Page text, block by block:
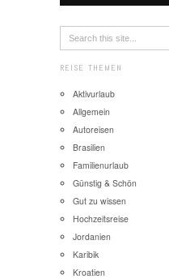
REISE THEMEN
Aktivurlaub
Allgemein
Autoreisen
Brasilien
Familienurlaub
Günstig & Schön
Gut zu wissen
Hochzeitsreise
Jordanien
Karibik
Kroatien